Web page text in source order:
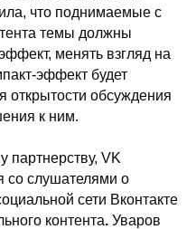
что поднимаемые с
темы должны
менять взгляд на
эффект будет
открытости обсуждения
к ним.
партнерству, VK
со слушателями о
сети Вконтакте
контента. Уваров